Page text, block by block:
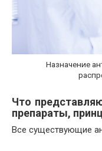
Назначение
Что
препараты,
Все существующие